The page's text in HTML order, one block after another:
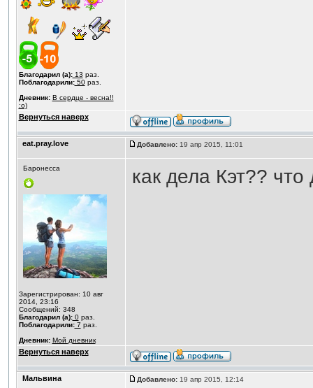
Благодарил (а):13 раз.
Поблагодарили:50раз.
Дневник: В сердце - весна!!
:o)
Вернуться наверх
eat.pray.love Добавлено:19 апр 2015, 11:01
Баронесса
Зарегистрирован: 10 авг
2014, 23:16
Сообщений: 348
Благодарил (а):0раз.
Поблагодарили:7 раз.
Дневник: Мой дневник
как дела Кэт??
Вернуться наверх
Мальвина Добавлено:19 апр 2015, 12:14